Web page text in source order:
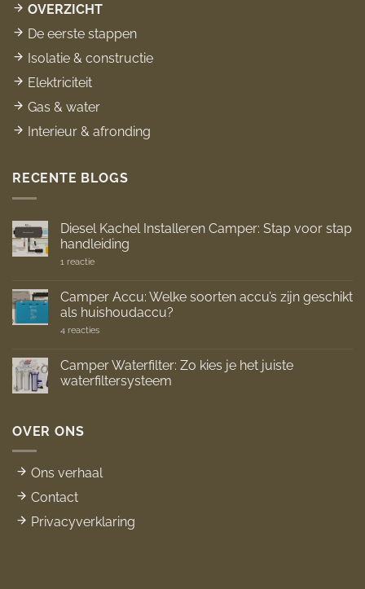
OVERZICHT
De eerste stappen
Isolatie & constructie
Elektriciteit
Gas & water
Interieur & afronding
RECENTE BLOGS
Diesel Kachel Installeren Camper: Stap voor stap
handleiding
1 reactieop
Installeren
Camper:
Stap
stap
Camper Accu: Welke soorten accu’s zijn geschikt
als huishoudaccu?
4 reactiesop
Welke
soorten
accu’s
Camper Waterfilter: Zo kies je het juiste
waterfiltersysteem
Camper
Waterfilter:
je
het
juiste
waterfiltersysteem
OVER ONS
Ons verhaal
Contact
Privacyverklaring